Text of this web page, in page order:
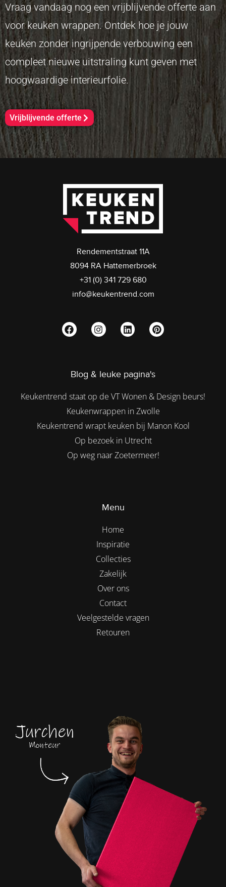
Vraag vandaag nog een vrijblijvende offerte aan
voor keuken wrappen. Ontdek hoe je jouw
keuken zonder ingrijpende verbouwing een
compleet nieuwe uitstraling kunt geven met
hoogwaardige interieurfolie.
Vrijblijvende offerte
Rendementstraat 11A
8094 RA Hattemerbroek
+31 (0) 341 729 680
info@keukentrend.com
Blog & leuke pagina's
Keukentrend staat op de VT Wonen & Design beurs!
Keukenwrappen in Zwolle
Keukentrend wrapt keuken bij Manon Kool
Op bezoek in Utrecht
Op weg naar Zoetermeer!
Menu
Home
Inspiratie
Collecties
Zakelijk
Over ons
Contact
Veelgestelde vragen
Retouren